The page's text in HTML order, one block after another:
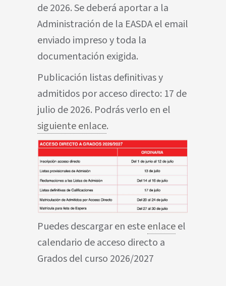
de 2026. Se deberá aportar a la
Administración de la EASDA el email
enviado impreso y toda la
documentación exigida.
Publicación listas definitivas y
admitidos por acceso directo: 17 de
julio de 2026. Podrás verlo en el
siguiente enlace.
Puedes descargar en esteenlaceel
calendario de acceso directo a
Grados del curso 2026/2027